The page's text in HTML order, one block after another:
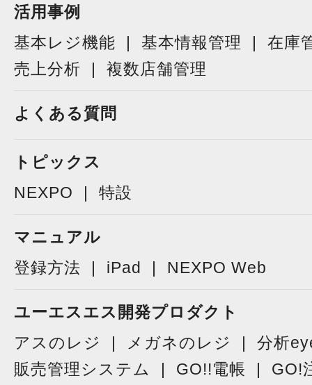
活用事例
基本レジ機能
基本情報管理
在庫
売上分析
複数店舗管理
よくある質問
トピックス
NEXPO
特設
マニュアル
登録方法
iPad NEXPO Web
ユーエスエス開発プロダクト
アスのレジ
メガネのレジ
分析
販売管理システム
GO!!電帳
GO!